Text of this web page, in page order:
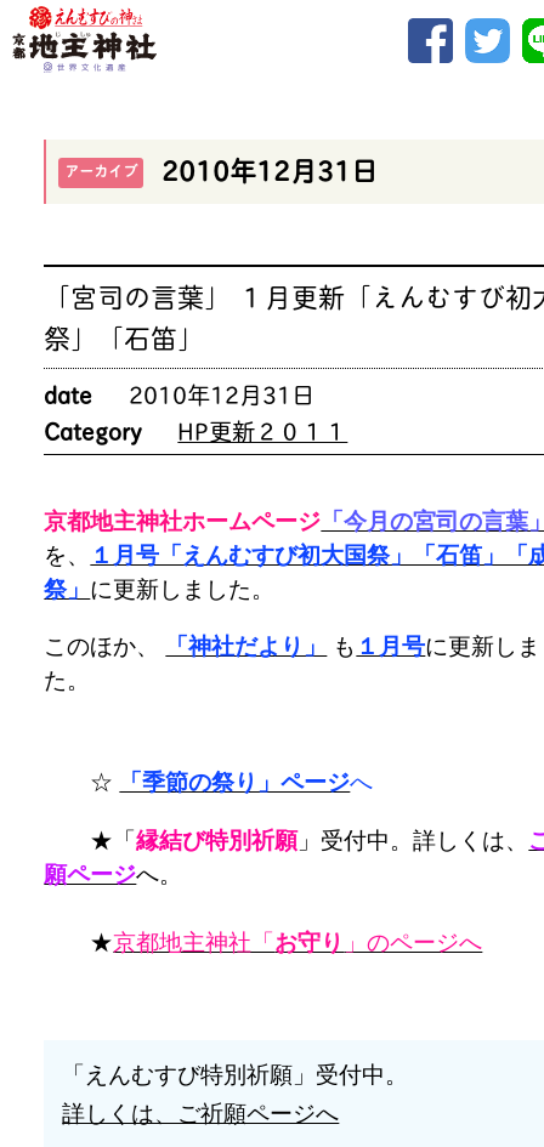
アーカイブ 2010年12月31日
「宮司の言葉」 １月更新「えんむすび初
祭」「石笛」
date
2010年12月31日
Category
HP更新２０１１
京都地主神社ホームページ 「今月の宮司の言葉
を、
１月号「えんむすび初大国祭」「石笛」「
祭」 に更新しました。
このほか、 「神社だより」 も １月号に更新し
た。
☆ 「季節の祭り」ページへ
★「縁結び特別祈願」受付中。詳しくは、
願ページへ。
★京都地主神社「お守り 」のページへ
「えんむすび特別祈願」受付中。
詳しくは、ご祈願ページへ